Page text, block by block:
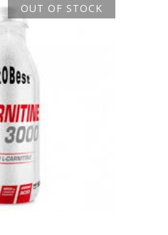
OUT OF STOCK